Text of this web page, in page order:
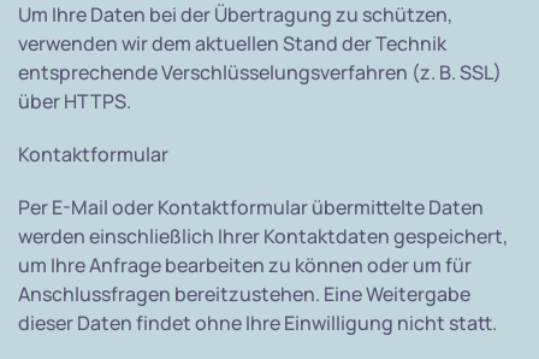
Um Ihre Daten bei der Übertragung zu schützen,
verwenden wir dem aktuellen Stand der Technik
entsprechende Verschlüsselungsverfahren (z. B. SSL)
über HTTPS.
Kontaktformular
Per E-Mail oder Kontaktformular übermittelte Daten
werden einschließlich Ihrer Kontaktdaten gespeichert,
um Ihre Anfrage bearbeiten zu können oder um für
Anschlussfragen bereitzustehen. Eine Weitergabe
dieser Daten findet ohne Ihre Einwilligung nicht statt.